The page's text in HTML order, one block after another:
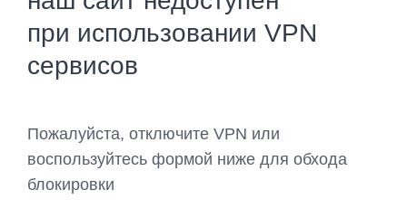
при использовании VPN
сервисов
Пожалуйста, отключите VPN или
воспользуйтесь формой ниже для обхода
блокировки